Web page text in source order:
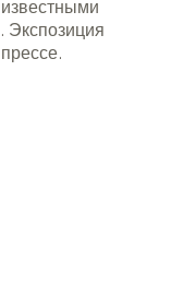
Экспозиция